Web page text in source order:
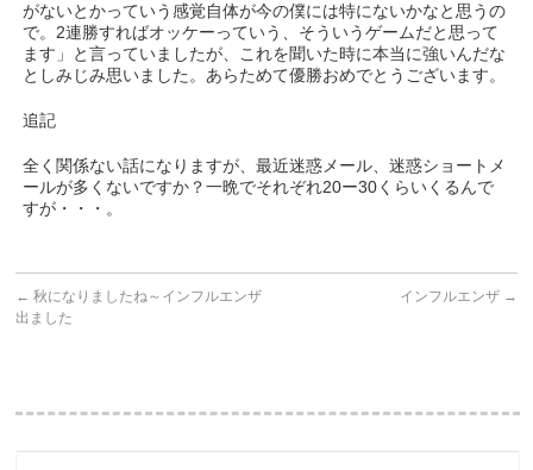
がないとかっていう感覚自体が今の僕には特にないかなと思うの
で。2連勝すればオッケーっていう、そういうゲームだと思って
ます」と言っていましたが、これを聞いた時に本当に強いんだな
としみじみ思いました。あらためて優勝おめでとうございます。
追記
全く関係ない話になりますが、最近迷惑メール、迷惑ショートメ
ールが多くないですか？一晩でそれぞれ20ー30くらいくるんで
すが・・・。
← 秋になりましたね～インフルエンザ
出ました
インフルエンザ →